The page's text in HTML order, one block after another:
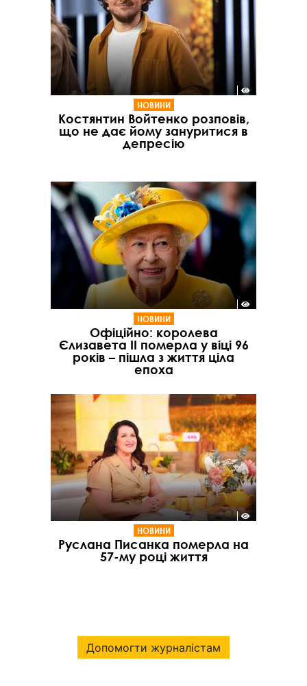
НОВИНИ
Костянтин Войтенко розповів,
що не дає йому зануритися в
депресію
НОВИНИ
Офіційно: королева
Єлизавета ІІ померла у віці 96
років – пішла з життя ціла
епоха
НОВИНИ
Руслана Писанка померла на
57-му році життя
Допомогти журналістам